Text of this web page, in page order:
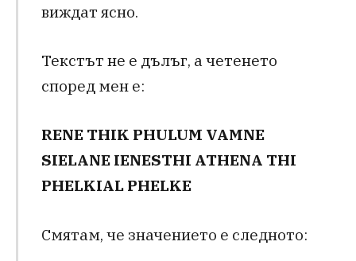
виждат ясно.
Текстът не е дълъг, а четенето
според мен е:
RENE THIK PHULUM VAMNE
SIELANE IENESTHI ATHENA THI
PHELKIAL PHELKE
Смятам, че значението е следното: